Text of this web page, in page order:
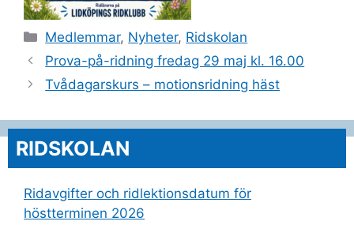
Kategorier
Medlemmar, Nyheter, Ridskolan
Prova-på-ridning fredag 29 maj kl. 16.00
Tvådagarskurs – motionsridning häst
RIDSKOLAN
Ridavgifter och ridlektionsdatum för
höstterminen 2026